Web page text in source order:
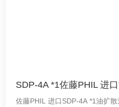
SDP-4A *1佐藤PHIL 进
佐藤PHIL 进口SDP-4A *1油扩